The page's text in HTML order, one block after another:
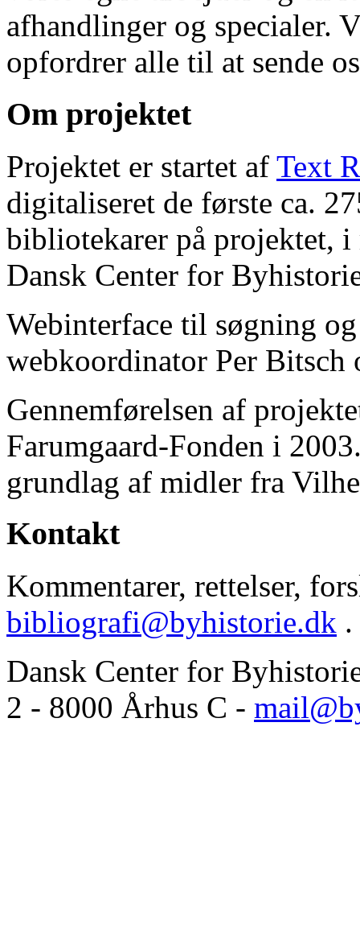
afhandlinger og specialer.
opfordrer alle til at sende
Om projektet
Projektet er startet af Text
digitaliseret de første ca.
bibliotekarer på projektet, i
Dansk Center for
Webinterface til søgning
webkoordinator Per Bitsch
Gennemførelsen af
Farumgaard-Fonden i
grundlag af midler fra
Kontakt
Kommentarer, rettelser,
bibliografi@byhistorie.dk .
Dansk Center for
2 - 8000 Århus C -